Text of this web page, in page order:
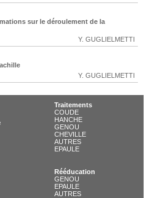
sur le déroulement de la
Y. GUGLIELMETTI
Y. GUGLIELMETTI
Traitements
COUDE
HANCHE
GENOU
CHEVILLE
AUTRES
EPAULE
Rééducation
GENOU
EPAULE
AUTRES